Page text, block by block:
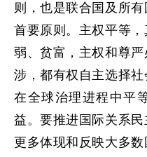
则，也是联合国及所
首要原则。主权平等
弱、贫富，主权和尊
涉，都有权自主选择
在全球治理进程中平
益。要推进国际关系
更多体现和反映大多